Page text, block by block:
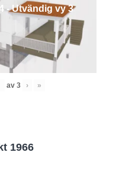
- Utvändig vy 3
av 3 › »
1966